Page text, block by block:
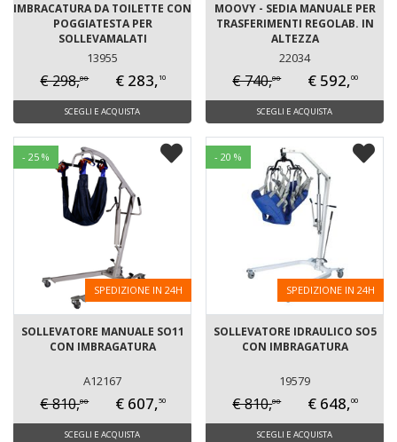
IMBRACATURA DA TOILETTE CON
POGGIATESTA PER
SOLLEVAMALATI
13955
€ 298,00 € 283, 10
SCEGLI E ACQUISTA
MOOVY - SEDIA MANUALE PER
TRASFERIMENTI REGOLAB. IN
ALTEZZA
22034
€ 740,00 € 592,00
SCEGLI E ACQUISTA
- 25 %
SPEDIZIONE IN 24H
SOLLEVATORE MANUALE SO11
CON IMBRAGATURA
A12167
€ 810,00 € 607,50
SCEGLI E ACQUISTA
- 20 %
SPEDIZIONE IN 24H
SOLLEVATORE IDRAULICO SO5
CON IMBRAGATURA
19579
€ 810,00 € 648,00
SCEGLI E ACQUISTA